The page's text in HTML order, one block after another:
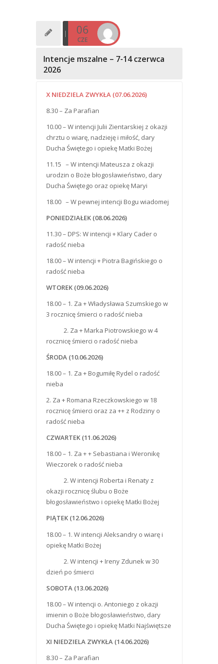
06
CZE
Intencje mszalne – 7-14 czerwca
2026
X NIEDZIELA ZWYKŁA (07.06.2026)
8.30 – Za Parafian
10.00 – W intencji Julii Zientarskiej z okazji
chrztu o wiarę, nadzieję i miłość, dary
Ducha Świętego i opiekę Matki Bożej
11.15 – W intencji Mateusza z okazji
urodzin o Boże błogosławieństwo, dary
Ducha Świętego oraz opiekę Maryi
18.00 – W pewnej intencji Bogu wiadomej
PONIEDZIAŁEK (08.06.2026)
11.30 – DPS: W intencji + Klary Cader o
radość nieba
18.00 – W intencji + Piotra Bagińskiego o
radość nieba
WTOREK (09.06.2026)
18.00 – 1. Za + Władysława Szumskiego w
3 rocznicę śmierci o radość nieba
2. Za + Marka Piotrowskiego w 4
rocznicę śmierci o radość nieba
ŚRODA (10.06.2026)
18.00 – 1. Za + Bogumiłę Rydel o radość
nieba
2. Za + Romana Rzeczkowskiego w 18
rocznicę śmierci oraz za ++ z Rodziny o
radość nieba
CZWARTEK (11.06.2026)
18.00 – 1. Za + + Sebastiana i Weronikę
Wieczorek o radość nieba
2. W intencji Roberta i Renaty z
okazji rocznicę ślubu o Boże
błogosławieństwo i opiekę Matki Bożej
PIĄTEK (12.06.2026)
18.00 – 1. W intencji Aleksandry o wiarę i
opiekę Matki Bożej
2. W intencji + Ireny Zdunek w 30
dzień po śmierci
SOBOTA (13.06.2026)
18.00 – W intencji o. Antoniego z okazji
imienin o Boże błogosławieństwo, dary
Ducha Świętego i opiekę Matki Najświętsze
XI NIEDZIELA ZWYKŁA (14.06.2026)
8.30 – Za Parafian